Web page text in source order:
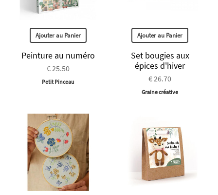
Ajouter au Panier
Peinture au numéro
€ 25.50
Petit Pinceau
Ajouter au Panier
Set bougies aux
épices d'hiver
€ 26.70
Graine créative